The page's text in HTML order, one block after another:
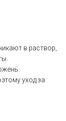
в раствор,
уход за